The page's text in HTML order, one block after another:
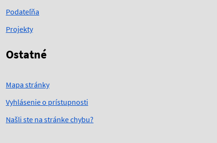
Podateľňa
Projekty
Ostatné
Mapa stránky
Vyhlásenie o prístupnosti
Našli ste na stránke chybu?